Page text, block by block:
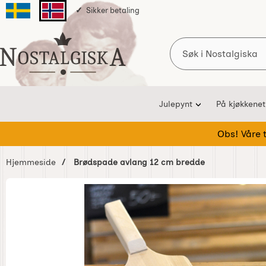
Svenska sidanNorska sidan
Sikker betaling
Startsiden for Nostalgiska
Søk
Julepynt På kjøkkenet
Obs! Våre
Hjemmeside Brødspade avlang 12 cm bredde